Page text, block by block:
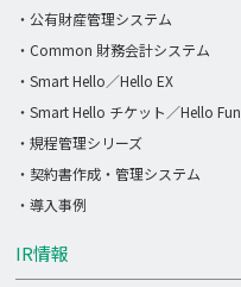
・公有財産管理システム
・Common 財務会計システム
・Smart Hello／Hello EX
・Smart Hello チケット／Hello Fun
・規程管理シリーズ
・契約書作成・管理システム
・導入事例
IR情報